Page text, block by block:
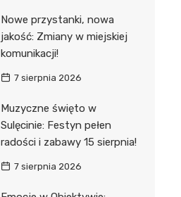
Nowe przystanki, nowa
jakość: Zmiany w miejskiej
komunikacji!
7 sierpnia 2026
Muzyczne święto w
Sulęcinie: Festyn pełen
radości i zabawy 15 sierpnia!
7 sierpnia 2026